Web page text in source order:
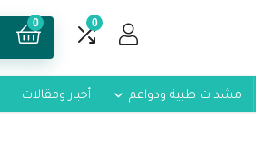
0
0
مشدات طبية ودواعم أخبار ومقالات